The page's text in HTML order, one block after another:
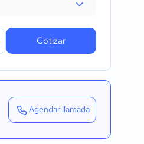
Cotizar
Agendar llamada